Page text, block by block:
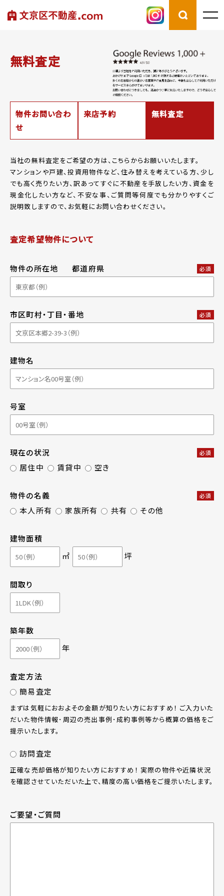
無料査定
物件お問い合わ
せ
来店予約 無料査定
当社の無料査定をご希望の方は、こちらからお願いいたします。
マンションや戸建、投資用物件など、住み替えを考えている方、少し
でも高く売りたい方、訳あってすぐに不動産を手放したい方、資金を
現金化したい方など、 不安な事、ご質問等何度でも分かりやすくご
説明致しますので、お気軽にお問い合わせください。
査定希望物件について
物件の所在地 都道府県 必須
市区町村・丁目・番地 必須
建物名
号室
現在の状況 必須
居住中 賃貸中 空き
物件の名義 必須
本人所有 家族所有 共有 その他
建物面積
㎡
坪
間取り
築年数
年
査定方法
簡易査定
まずは気軽におおよその金額が知りたい方におすすめ！ ご入力いた
だいた物件情報･周辺の売出事例･成約事例等から概算の価格をご
提示いたします。
訪問査定
正確な売却価格が知りたい方におすすめ！ 実際の物件や近隣状況
を確認させていただいた上で、精度の高い価格をご提示いたします。
ご要望・ご質問